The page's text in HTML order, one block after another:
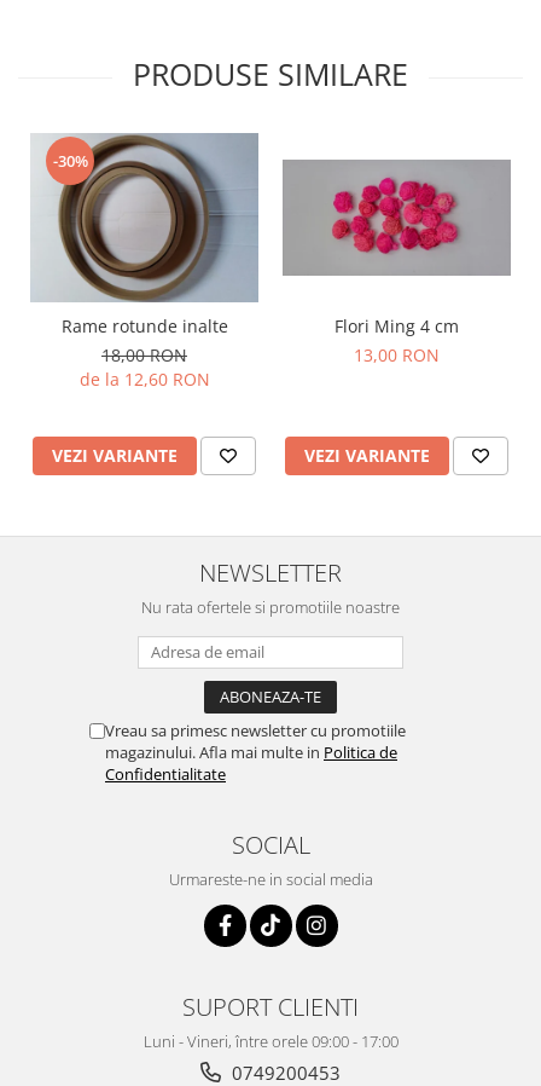
PRODUSE SIMILARE
-30%
Rame rotunde inalte
18,00 RON
de la 12,60 RON
VEZI VARIANTE
Flori Ming 4 cm
13,00 RON
VEZI VARIANTE
NEWSLETTER
Nu rata ofertele si promotiile noastre
Vreau sa primesc newsletter cu promotiile
magazinului. Afla mai multe in Politica de
Confidentialitate
SOCIAL
Urmareste-ne in social media
SUPORT CLIENTI
Luni - Vineri, între orele 09:00 - 17:00
0749200453